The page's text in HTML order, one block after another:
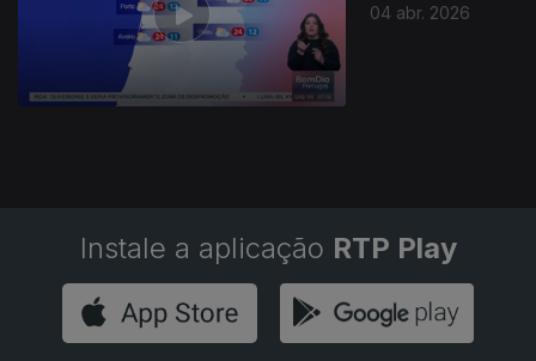
04 abr. 2026
Instale a aplicação RTP Play